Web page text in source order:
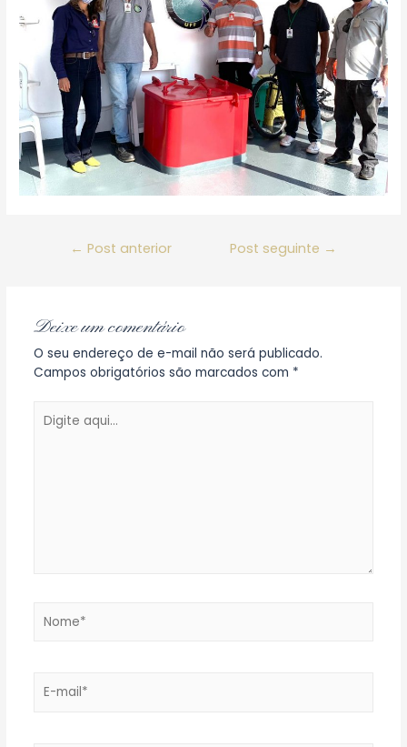
Navegação
← Post anterior Post seguinte →
Deixe um comentário
O seu endereço de e-mail não será publicado.
Campos obrigatórios são marcados com *
aqui...
mail*